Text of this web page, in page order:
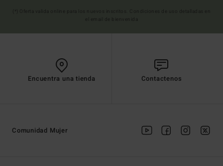
Encuentra una tienda Contactenos
Comunidad Mujer